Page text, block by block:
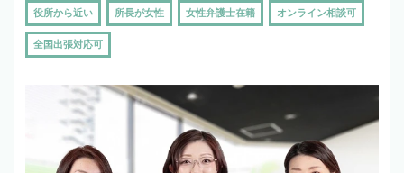
役所から近い 所長が女性 女性弁護士在籍 オンライン相談可
全国出張対応可